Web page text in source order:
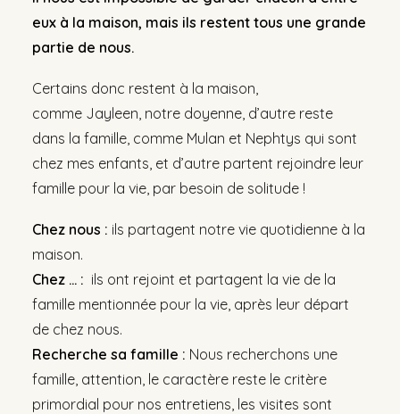
eux à la maison, mais ils restent tous une grande
partie de nous.
Certains donc restent à la maison,
comme Jayleen, notre doyenne, d’autre reste
dans la famille, comme Mulan et Nephtys qui sont
chez mes enfants, et d’autre partent rejoindre leur
famille pour la vie, par besoin de solitude !
Chez nous : ils partagent notre vie quotidienne à la
maison.
Chez … : ils ont rejoint et partagent la vie de la
famille mentionnée pour la vie, après leur départ
de chez nous.
Recherche sa famille : Nous recherchons une
famille, attention, le caractère reste le critère
primordial pour nos entretiens, les visites sont